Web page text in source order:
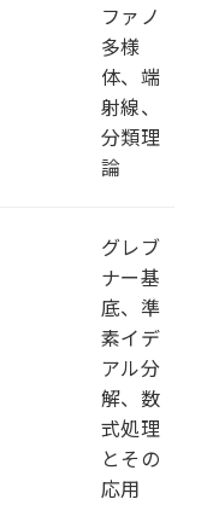
ファノ
多様
体、端
射線、
分類理
論
グレブ
ナー基
底、準
素イデ
アル分
解、数
式処理
とその
応用